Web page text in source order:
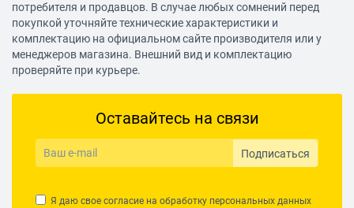
потребителя и продавцов. В случае любых сомнений перед
покупкой уточняйте технические характеристики и
комплектацию на официальном сайте производителя или у
менеджеров магазина. Внешний вид и комплектацию
проверяйте при курьере.
Оставайтесь на связи
Подписаться
Я даю свое согласие на обработку персональных данных